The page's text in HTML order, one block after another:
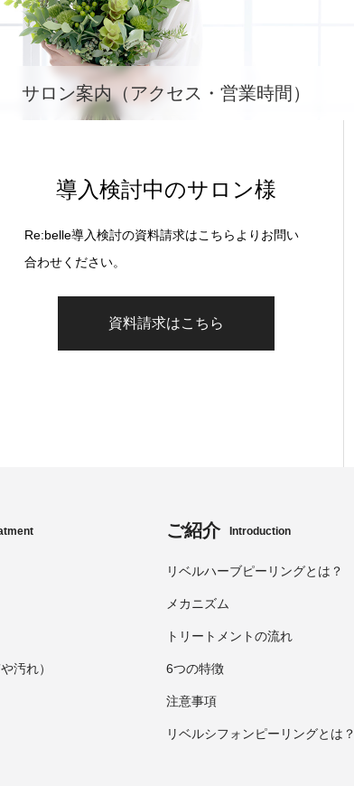
サロン案内（アクセス・営業時間）
導入検討中のサロン様
Re:belle導入検討の資料請求はこちらよりお問い
合わせください。
資料請求はこちら
汚れ）
ご紹介 Introduction
リベルハーブピーリングとは？
メカニズム
トリートメントの流れ
6つの特徴
注意事項
リベルシフォンピーリングとは？